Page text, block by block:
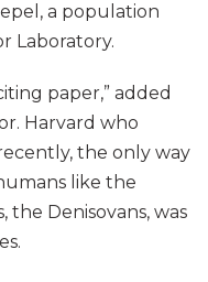
a population
Laboratory.
paper,” added
Harvard who
the only way
like the
the Denisovans, was